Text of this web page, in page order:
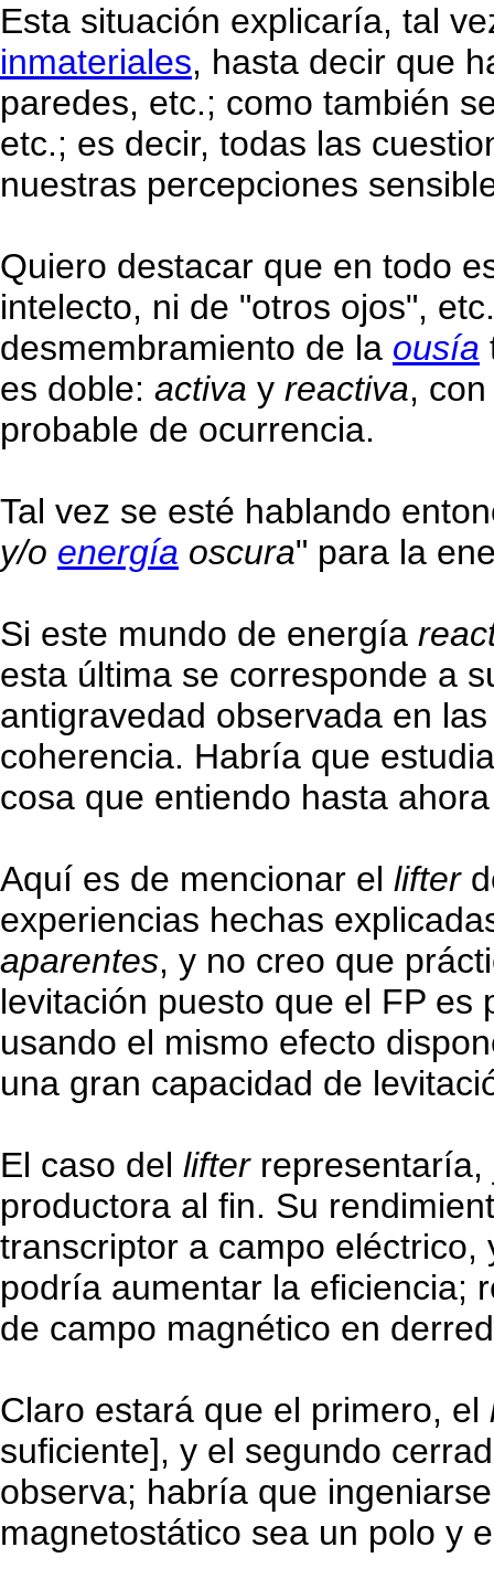
Esta situación explicaría, tal
inmateriales, hasta decir que
paredes, etc.; como también
etc.; es decir, todas las
nuestras percepciones
Quiero destacar que en todo
intelecto, ni de "otros ojos",
desmembramiento de la ousía
es doble: activa y reactiva,
probable de ocurrencia.
Tal vez se esté hablando
y/o energía oscura" para la
Si este mundo de energía
esta última se corresponde a
antigravedad observada en
coherencia. Habría que
cosa que entiendo hasta
Aquí es de mencionar el lifter
experiencias hechas
aparentes, y no creo que
levitación puesto que el FP
usando el mismo efecto
una gran capacidad de
El caso del lifterrepresentaría,
productora al fin. Su
transcriptor a campo
podría aumentar la eficiencia;
de campo magnético en
Claro estará que el primero, el
suficiente], y el segundo
observa; habría que
magnetostático sea un polo y